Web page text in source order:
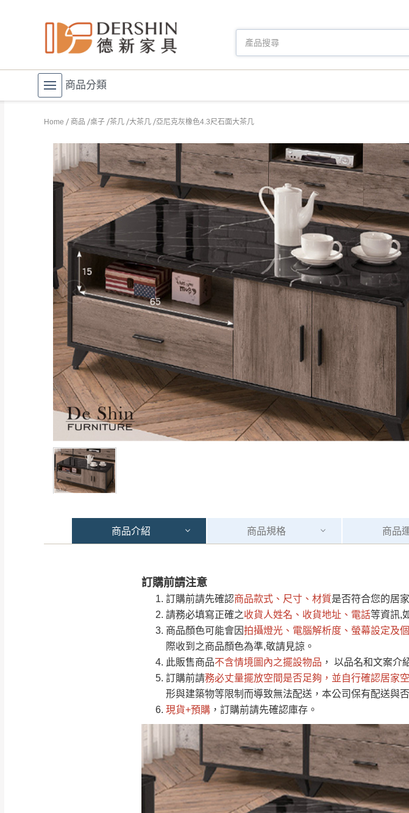
商品分類
Home 商品 桌子 茶几 大茶几 亞尼克灰橡色4.3尺石面大茶几
商品介紹 商品規格 商品
訂購前請注意
訂購前請先確認商品款式、尺寸、材質是否符合您的居
請務必填寫正確之收貨人姓名、收貨地址、電話等資訊,
商品顏色可能會因拍攝燈光、電腦解析度、螢幕設定及
際收到之商品顏色為準,敬請見諒。
此販售商品不含情境圖內之擺設物品 ， 以品名和文案介
訂購前請務必丈量擺放空間是否足夠 ，並自行確認居家
形與建築物等限制而導致無法配送，本公司保有配送與
現貨+預購 ，訂購前請先確認庫存。
運 費
運送地區
桃園
免
新竹
台北
注意事項：
由於品項繁多，網頁無法及時更新，如有需要購
認商品是否有「現貨」與 「金額」。
若商品價格或庫存有異常，商家有權取消訂單。
接單後二日內(不含例假日)，我們客服會與您電
（線上客服 LINE → @dershin）
下單前先詢問是否現貨，若未詢問下單後無現貨
（洽詢方式請搜尋 Line ID →
運送範圍：限定北至基隆，南至苗栗，偏遠地區
配送範圍：
苗栗至基隆；其它地區暫不開放，如因特殊地型
素，導致無法配送，本公司保有出貨的權利。
全部 依評論高至低排